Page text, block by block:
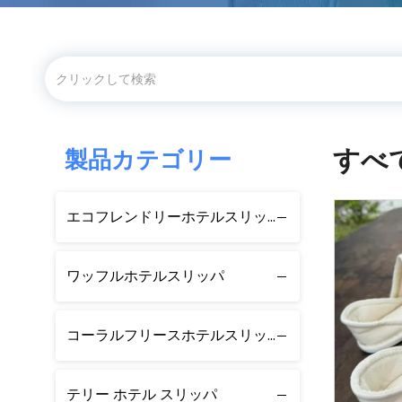
製品カテゴリー
エコフレンドリーホテルスリッパ
ワッフルホテルスリッパ
コーラルフリースホテルスリッパ
テリー ホテル スリッパ
すべ